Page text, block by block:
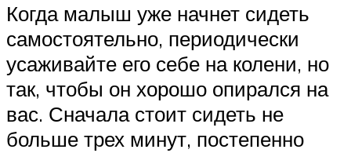
Когда малыш уже начнет сидеть
самостоятельно, периодически
усаживайте его себе на колени, но
так, чтобы он хорошо опирался на
вас. Сначала стоит сидеть не
больше трех минут, постепенно